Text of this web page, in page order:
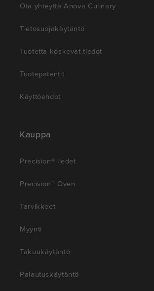
Ota yhteyttä Anova Culinary
Tietosuojakäytäntö
Tuotetta koskevat tiedot
Tuotepatentit
Käyttöehdot
Kauppa
Precision® liedet
Precision™ Oven
Tarvikkeet
Myynti
Takuukäytäntö
Palautuskäytäntö